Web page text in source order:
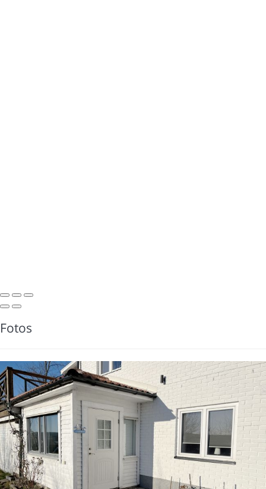
Fotos